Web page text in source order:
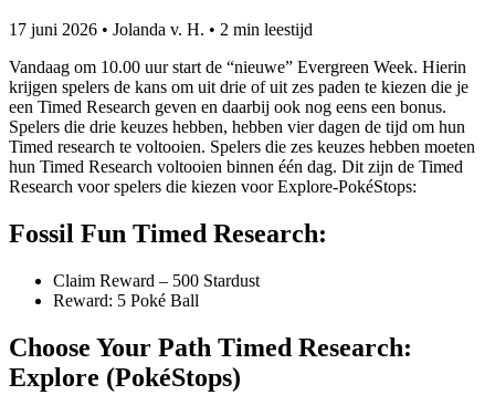
17 juni 2026 • Jolanda v. H. • 2 min leestijd
Vandaag om 10.00 uur start de “nieuwe” Evergreen Week. Hierin
krijgen spelers de kans om uit drie of uit zes paden te kiezen die je
een Timed Research geven en daarbij ook nog eens een bonus.
Spelers die drie keuzes hebben, hebben vier dagen de tijd om hun
Timed research te voltooien. Spelers die zes keuzes hebben moeten
hun Timed Research voltooien binnen één dag. Dit zijn de Timed
Research voor spelers die kiezen voor Explore-PokéStops:
Fossil Fun Timed Research:
Claim Reward – 500 Stardust
Reward: 5 Poké Ball
Choose Your Path Timed Research:
Explore (PokéStops)